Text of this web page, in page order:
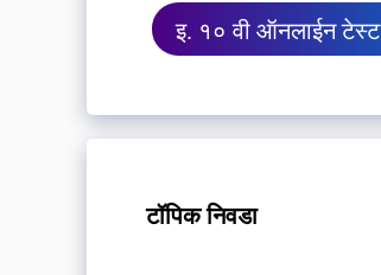
इ. १० वी ऑनलाईन टेस्ट
टॉपिक निवडा